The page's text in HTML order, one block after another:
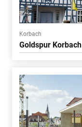
Korbach
Goldspur Korbach